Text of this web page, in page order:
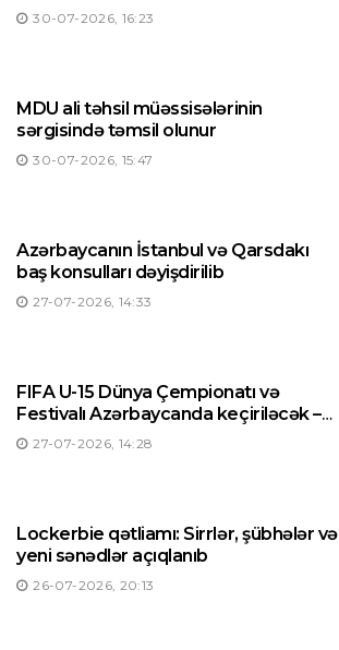
30-07-2026, 16:23
MDU ali təhsil müəssisələrinin
sərgisində təmsil olunur
30-07-2026, 15:47
Azərbaycanın İstanbul və Qarsdakı
baş konsulları dəyişdirilib
27-07-2026, 14:33
FIFA U-15 Dünya Çempionatı və
Festivalı Azərbaycanda keçiriləcək –
Prezident Sərəncam imzaladı
27-07-2026, 14:28
Lockerbie qətliamı: Sirrlər, şübhələr və
yeni sənədlər açıqlanıb
26-07-2026, 20:13